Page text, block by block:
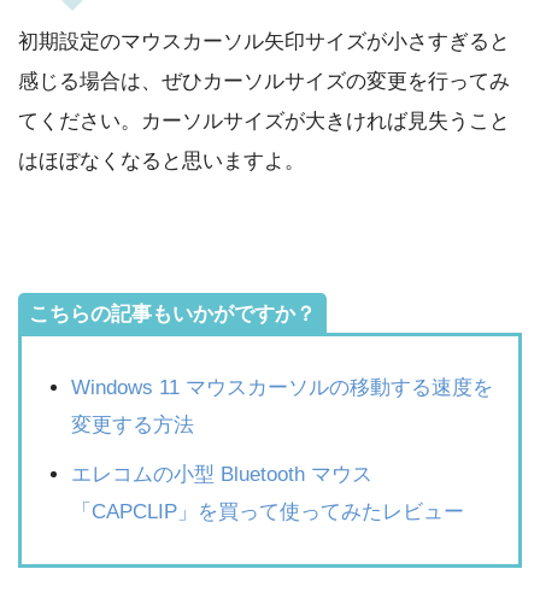
初期設定のマウスカーソル矢印サイズが小さすぎると
感じる場合は、ぜひカーソルサイズの変更を行ってみ
てください。カーソルサイズが大きければ見失うこと
はほぼなくなると思いますよ。
こちらの記事もいかがですか？
Windows 11 マウスカーソルの移動する速度を
変更する方法
エレコムの小型 Bluetooth マウス
「CAPCLIP」を買って使ってみたレビュー